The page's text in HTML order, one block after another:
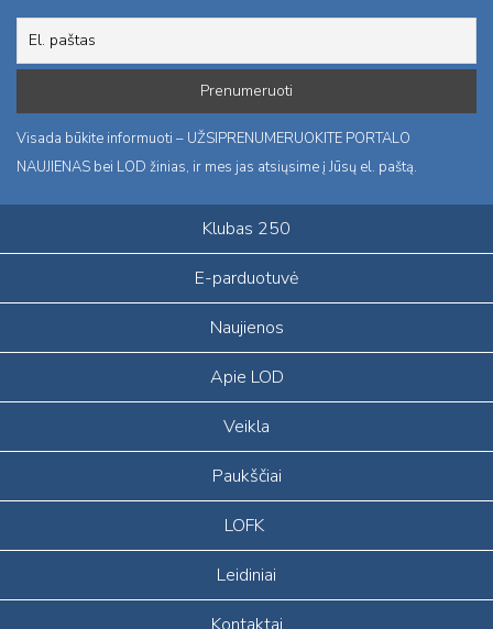
Visada būkite informuoti – UŽSIPRENUMERUOKITE PORTALO
NAUJIENAS bei LOD žinias, ir mes jas atsiųsime į Jūsų el. paštą.
Klubas 250
E-parduotuvė
Naujienos
Apie LOD
Veikla
Paukščiai
LOFK
Leidiniai